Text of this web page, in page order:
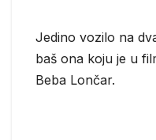
Jedino vozilo na
baš ona koju je u
Beba Lončar.